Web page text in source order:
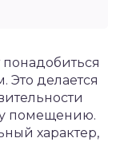
Это делается
помещению.
характер,